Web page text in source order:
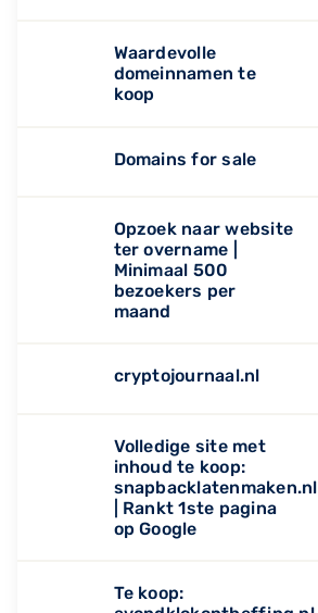
Waardevolle
domeinnamen te
koop
Domains for sale
Opzoek naar website
ter overname |
Minimaal 500
bezoekers per
maand
cryptojournaal.nl
Volledige site met
inhoud te koop:
snapbacklatenmaken.nl
| Rankt 1ste pagina
op Google
Te koop: